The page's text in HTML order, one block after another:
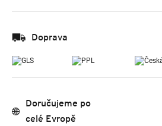
Doprava
Doručujeme po
celé Evropě